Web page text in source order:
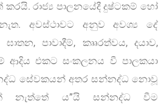
කරයි. රාජ්‍ය පාලනයේදී දුෂ්ටකම් හෝ
අවස්ථාවට අනුව අවශ්‍ය දේ
පාවාදීම්, කෲරත්වය, දයාව,
එකට සංකලනය වී පාලකයා
සේවකයන් අතර සන්නද්ධ නොවූ
නැත්තේ ය”යි සන්නද්ධ වීම